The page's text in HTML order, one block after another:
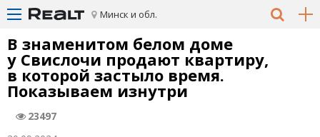
Минск и обл.
В знаменитом белом доме
у Свислочи продают квартиру,
в которой застыло время.
Показываем изнутри
23497